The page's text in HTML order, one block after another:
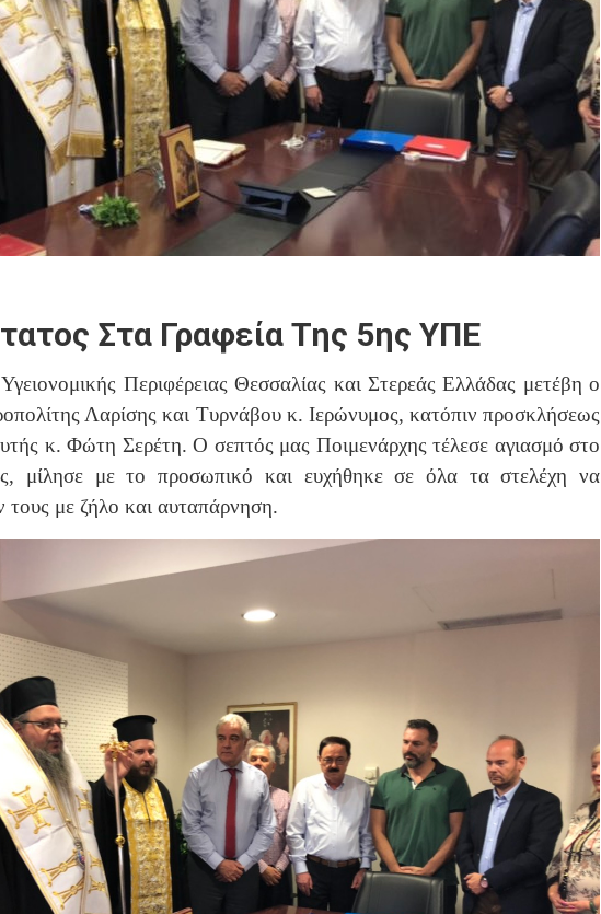
Στα Γραφεία Της 5ης ΥΠΕ
Περιφέρειας Θεσσαλίας και Στερεάς Ελλάδας μετέβη ο
Λαρίσης και Τυρνάβου κ. Ιερώνυμος, κατόπιν προσκλήσεως
κ. Φώτη Σερέτη. Ο σεπτός μας Ποιμενάρχης τέλεσε αγιασμό στο
μίλησε με το προσωπικό και ευχήθηκε σε όλα τα στελέχη να
τους με ζήλο και αυταπάρνηση.